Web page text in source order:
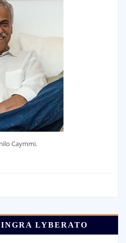
Caymmi.
LYBERATO